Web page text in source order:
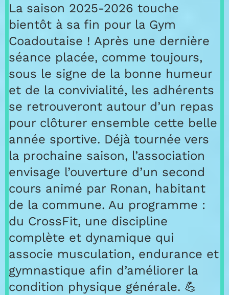
La saison 2025-2026 touche
bientôt à sa fin pour la Gym
Coadoutaise ! Après une dernière
séance placée, comme toujours,
sous le signe de la bonne humeur
et de la convivialité, les adhérents
se retrouveront autour d’un repas
pour clôturer ensemble cette belle
année sportive. Déjà tournée vers
la prochaine saison, l’association
envisage l’ouverture d’un second
cours animé par Ronan, habitant
de la commune. Au programme :
du CrossFit, une discipline
complète et dynamique qui
associe musculation, endurance et
gymnastique afin d’améliorer la
condition physique générale. 💪